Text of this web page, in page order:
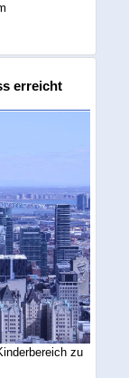
erreicht
zu